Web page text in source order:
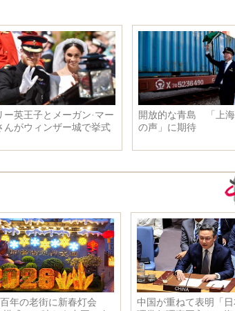
ガン·マー
城で挙式
開放的な青島 「上海協力機構
の声」に期待